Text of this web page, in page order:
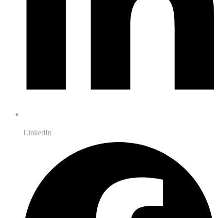
LinkedIn